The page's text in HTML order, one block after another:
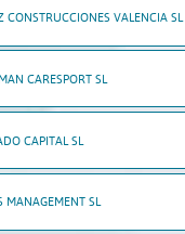
CONSTRUCCIONES VALENCIA SL
CARESPORT SL
CAPITAL SL
MANAGEMENT SL